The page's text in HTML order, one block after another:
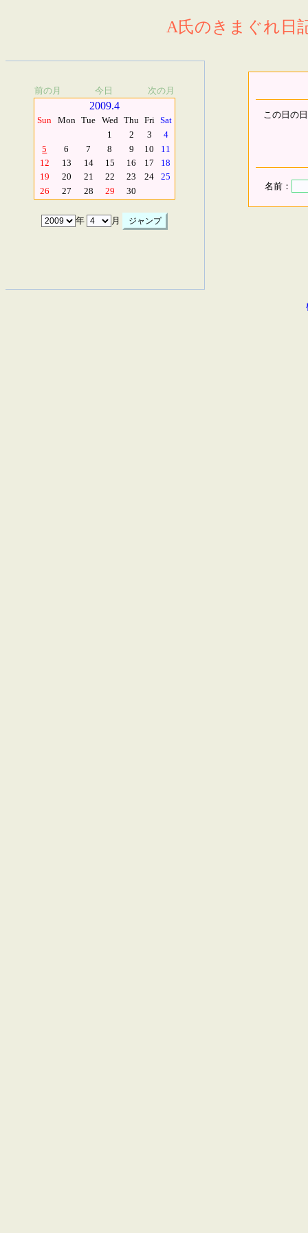
A氏のきまぐれ日
前の月 今日 次の月
2009.4
Sun Mon Tue Wed Thu Fri Sat
1
2 3
4
5
6 7 8 9 10
11
12
13 14 15 16 17
18
19
20 21 22 23 24
25
26
27 28 29 30
年 月
この日の
名前：